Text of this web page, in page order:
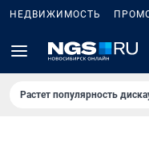
НЕДВИЖИМОСТЬ
Растет популярность